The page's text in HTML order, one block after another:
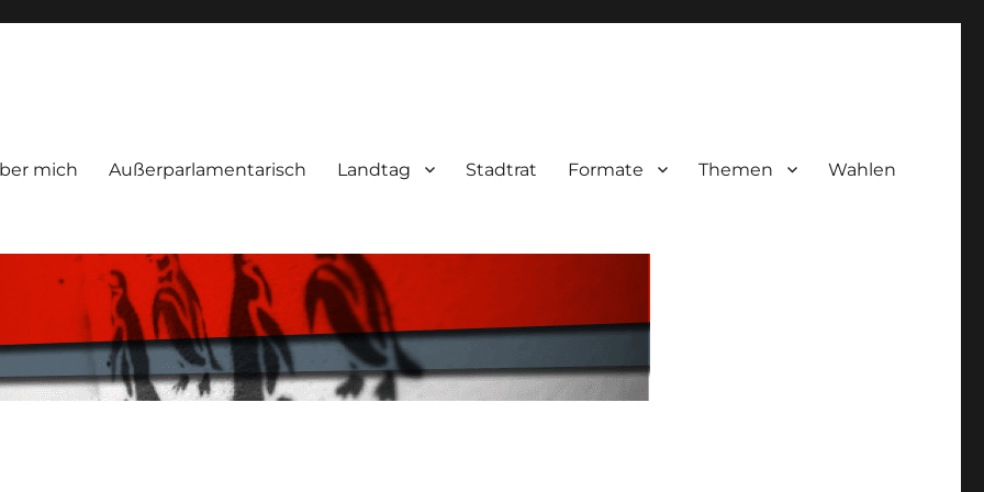
mich Außerparlamentarisch Landtag Stadtrat Formate Themen Wahlen